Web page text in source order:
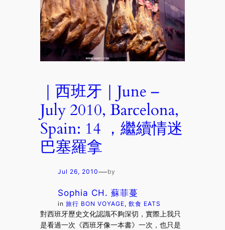
｜西班牙｜June –
July 2010, Barcelona,
Spain: 14 ，繼續情迷
巴塞羅拿
Jul 26, 2010—by
Sophia CH. 蘇菲蔓
in旅行 BON VOYAGE, 飲食 EATS
對西班牙歷史文化認識不夠深切，實際上我只
是看過一次《西班牙像一本書》一次，也只是